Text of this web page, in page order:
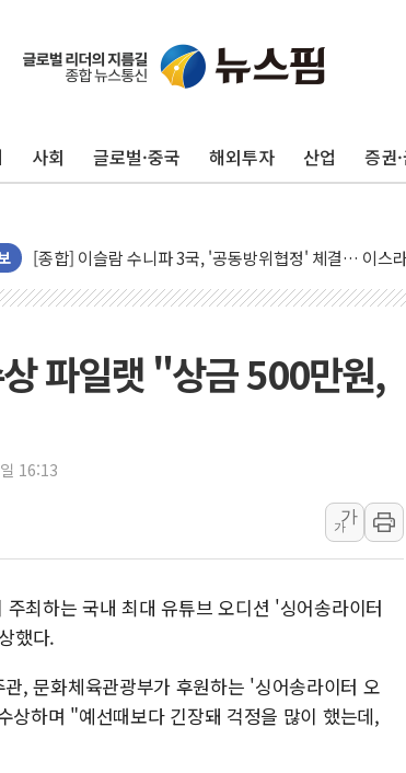
사회 글로벌·중국 해외투자 산업 증권
유럽증시, 美 고용 예상 밖 부진에 연준 금리 인상 가능
미 연준 매파 기세 꺾이나…고용 감소에 9월 동결 전망
트럼프, 백신·자폐증 행정명령 검토…"이르면 다음 주"
美 항소법원, 백악관 무도회장 공사 중단 명령…트럼프
美 고용 쇼크에 엔화 장중 급등…시장은 "또 개입했나" 촉
[AI MY 뉴스] 뉴욕 반도체주 프리뷰...美 고용 쇼크에 반
뉴욕증시 개장 전 특징주...아틀라시안·클라우드플레
보훈부, 미 DPAA와 MOU… "6·25 미군 실종자 7359명
특정 정치인 측근 포항시 정책특보 내정설...포항시 '시끌'
李 "해남 태양광, 대한민국 다음 100년 밑거름…수도권
李 대통령, '6시간 마라톤 부동산 2차 회의' 주재… "전
트럼프, 中 겨냥 폴리실리콘 관세 15% 부과…美 태양광
파일랫 "상금 500만원,
16:13
가
가
최하는 국내 최대 유튜브 오디션 '싱어송라이터
했다.
, 문화체육관광부가 후원하는 '싱어송라이터 오
하며 "예선때보다 긴장돼 걱정을 많이 했는데,